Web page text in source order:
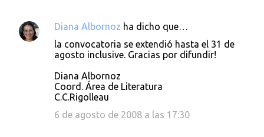
C
Diana Albornoz ha dicho que…
la convocatoria se extendió hasta el 31 de
agosto inclusive. Gracias por difundir!
Diana Albornoz
Coord. Área de Literatura
C.C.Rigolleau
6 de agosto de 2008 a las 17:30